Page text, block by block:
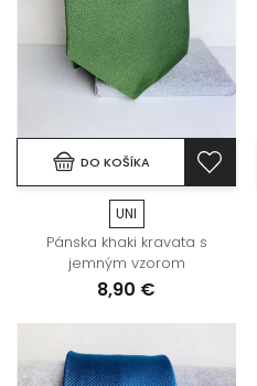
DO KOŠÍKA
UNI
Pánska khaki kravata s
jemným vzorom
8,90 €